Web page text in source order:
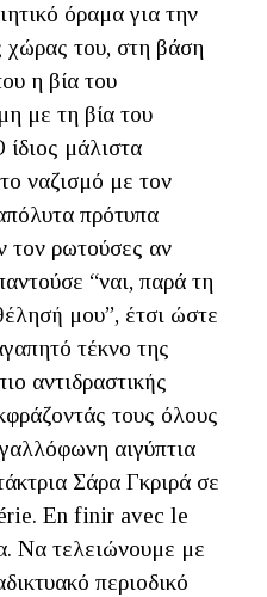
όραμα για την
χώρας του, στη βάση
η βία του
με τη βία του
μάλιστα
ναζισμό με τον
πρότυπα
τον ρωτούσες αν
“ναι, παρά τη
μου”, έτσι ώστε
τέκνο της
αντιδραστικής
τους όλους
αιγύπτια
Σάρα Γκριρά σε
En finir avec le
Να τελειώνουμε με
περιοδικό